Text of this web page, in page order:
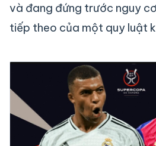
và đang đứng trước nguy
tiếp theo của một quy luật